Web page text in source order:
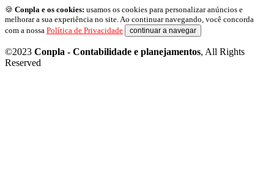
🍪 Conpla e os cookies: usamos os cookies para personalizar anúncios e
melhorar a sua experiência no site. Ao continuar navegando, você concorda
com a nossa Política de Privacidade continuar a navegar
©2023 Conpla - Contabilidade e planejamentos, All Rights
Reserved